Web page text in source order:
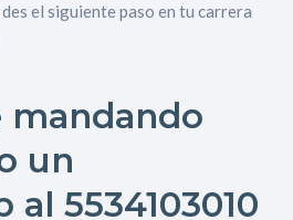
des el siguiente paso en tu carrera
mandando
un
5534103010